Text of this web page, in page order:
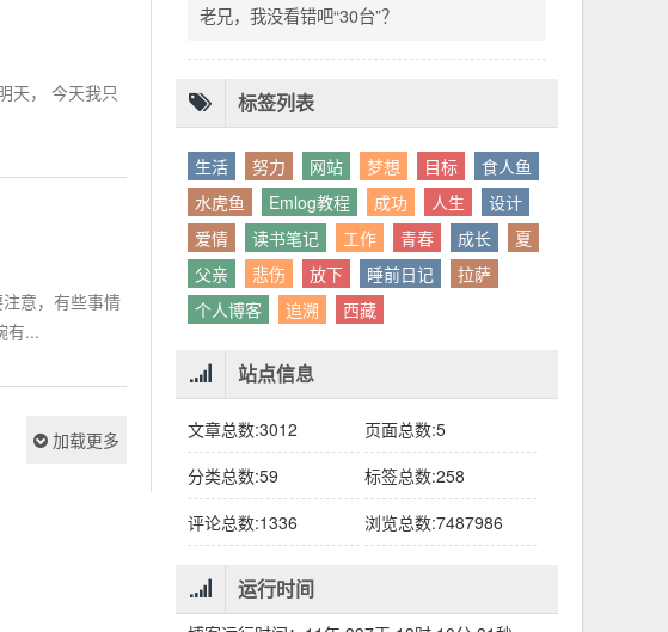
天， 今天我只
意，有些事情
有...
加载更多
以为差距是钱、是资源、是运气，但真正的差
只问我想做什么。而我们，花了太多时间活成
别人眼中的应该。这句话不是安慰，是提醒：
你的人生，不需要复刻任何人的轨迹。
wys
老兄，我没看错吧“30台”？
标签列表
生活 努力 网站 梦想 目标
食人鱼
水虎鱼
Emlog教程 成功 人生
设计
爱情
读书笔记 工作
父亲
悲伤 放下
个人博客
追溯 西藏
站点信息
文章总数:3012
页面总数:5
分类总数:59
评论总数:1336
浏览总数:7487986